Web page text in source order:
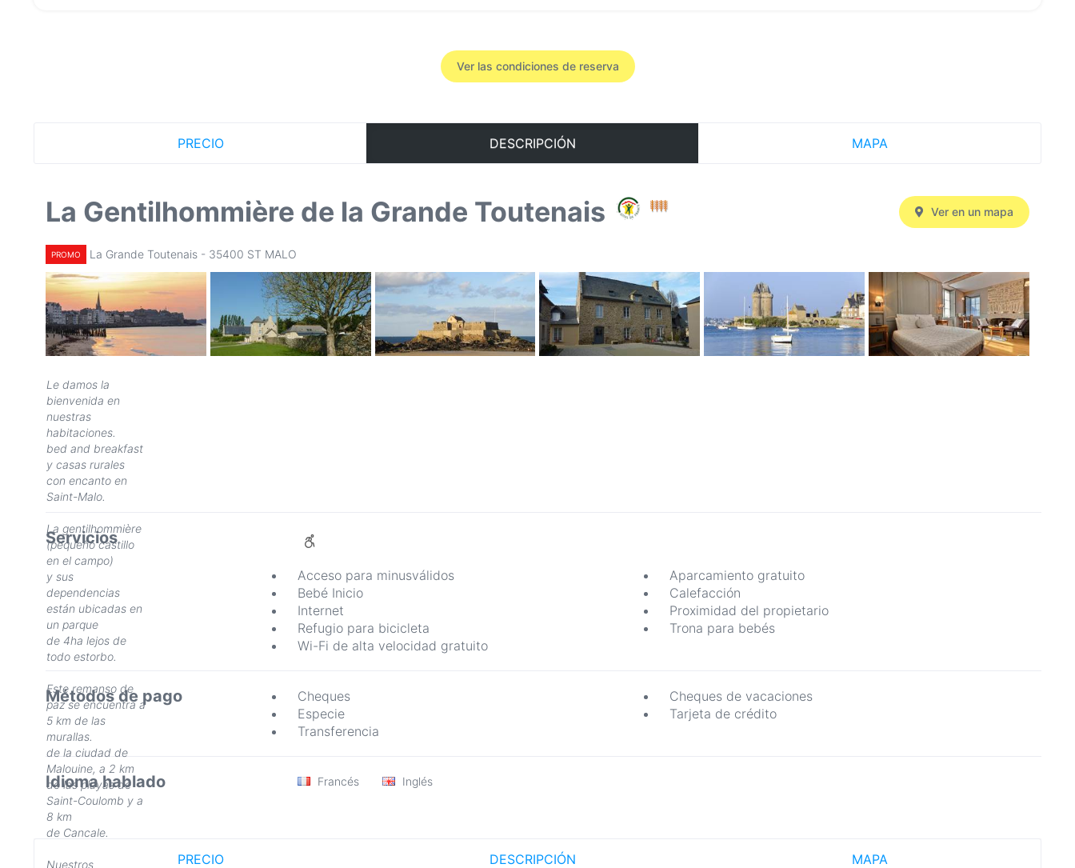
Ver las condiciones de reserva
PRECIO DESCRIPCIÓN MAPA
La Gentilhommière de la Grande Toutenais
PROMO La Grande Toutenais - 35400 ST MALO
Ver en un mapa
Le damos la
bienvenida en
nuestras
habitaciones.
bed and breakfast
y casas rurales
con encanto en
Saint-Malo.
La gentilhommière
(pequeño castillo
en el campo)
y sus
dependencias
están ubicadas en
un parque
de 4ha lejos de
todo estorbo.
Este remanso de
paz se encuentra a
5 km de las
murallas.
de la ciudad de
Malouine, a 2 km
de las playas de
Saint-Coulomb y a
8 km
de Cancale.
Nuestros
Servicios
Acceso para minusválidos
Aparcamiento gratuito
Bebé Inicio
Calefacción
Internet
Proximidad del propietario
Refugio para bicicleta
Trona para bebés
Wi-Fi de alta velocidad gratuito
Métodos de pago Cheques
Cheques de vacaciones
Especie
Tarjeta de crédito
Transferencia
Idioma hablado Francés Inglés
PRECIO DESCRIPCIÓN MAPA